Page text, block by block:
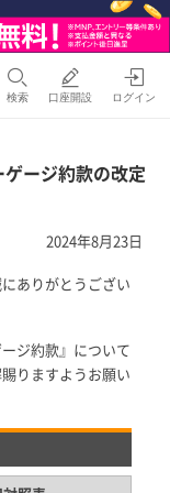
検索 口座開設 ログイン
ージ約款の改定
2024年8月23日
ありがとうござい
ジ約款』について
りますようお願い